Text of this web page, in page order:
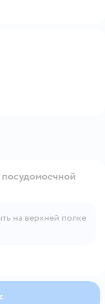
вопрос
на верхней полке